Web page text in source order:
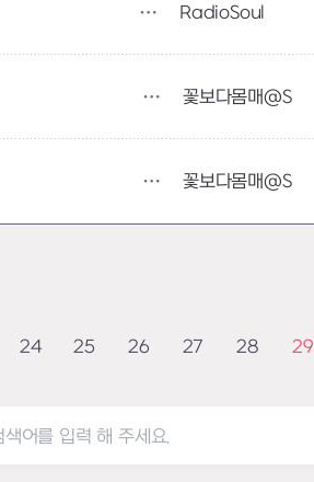
RadioSoul
꽃보다몸매@S
꽃보다몸매@S
24 25 26 27 28 29